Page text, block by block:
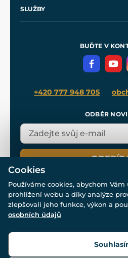
Velkoobchod
SLUŽBY
Meče pro Kingdom Come
BUĎTE V
+420 777 948 705
ODBĚR
© Všechna práva vyhrazena.
Cookies
Používáme cookies, abychom
prohlížení webu a díky analýze
zlepšovali jeho funkce, výkon a
osobních údajů